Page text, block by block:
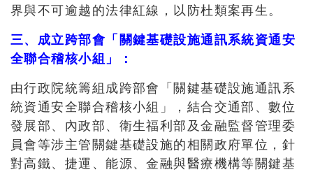
界與不可逾越的法律紅線，以防杜類案再生。
三、成立跨部會「關鍵基礎設施通訊系統資通安
全聯合稽核小組」：
由行政院統籌組成跨部會「關鍵基礎設施通訊系
統資通安全聯合稽核小組」，結合交通部、數位
發展部、內政部、衛生福利部及金融監督管理委
員會等涉主管關鍵基礎設施的相關政府單位，針
對高鐵、捷運、能源、金融與醫療機構等關鍵基